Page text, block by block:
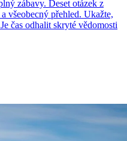
zábavy. Deset otázek z
všeobecný přehled. Ukažte,
čas odhalit skryté vědomosti